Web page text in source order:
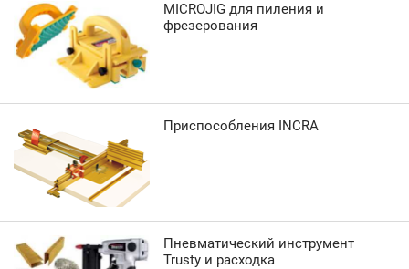
MICROJIG для пиления и
фрезерования
Приспособления INCRA
Пневматический инструмент
Trusty и расходка